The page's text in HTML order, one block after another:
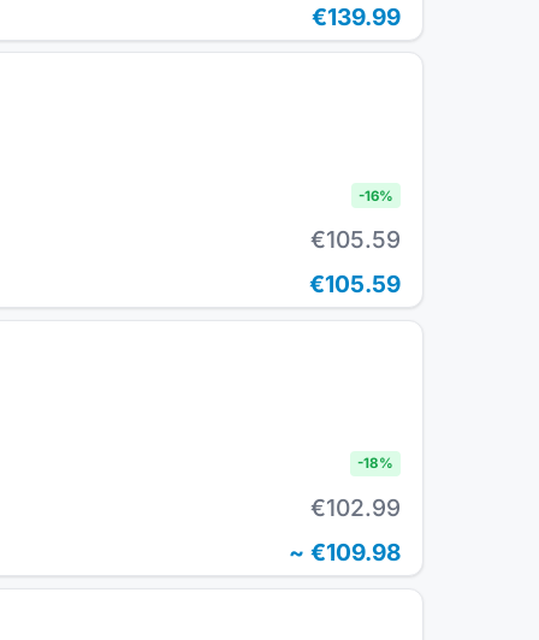
€139.99
-16%
€105.59
€105.59
-18%
€102.99
~€109.98